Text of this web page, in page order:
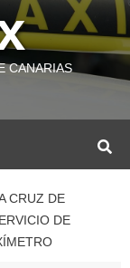
CANARIAS
CRUZ DE
DE